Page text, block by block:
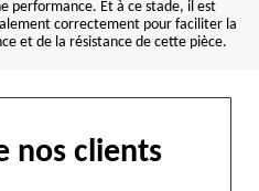
performance. Et à ce stade, il est
correctement pour faciliter la
et de la résistance de cette pièce.
nos clients